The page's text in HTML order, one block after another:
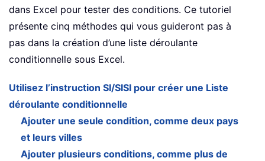
dans Excel pour tester des conditions. Ce tutoriel
présente cinq méthodes qui vous guideront pas à
pas dans la création d’une liste déroulante
conditionnelle sous Excel.
Utilisez l’instruction SI/SISI pour créer une Liste
déroulante conditionnelle
Ajouter une seule condition, comme deux pays
et leurs villes
Ajouter plusieurs conditions, comme plus de